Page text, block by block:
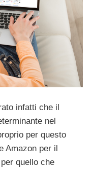
infatti che il
nel
per questo
Amazon per il
quello che